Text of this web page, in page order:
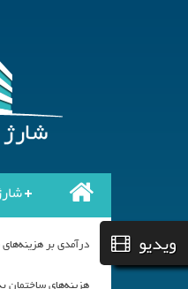
درآمدي بر
هزينه‌هاي ساختمان
ویدیو